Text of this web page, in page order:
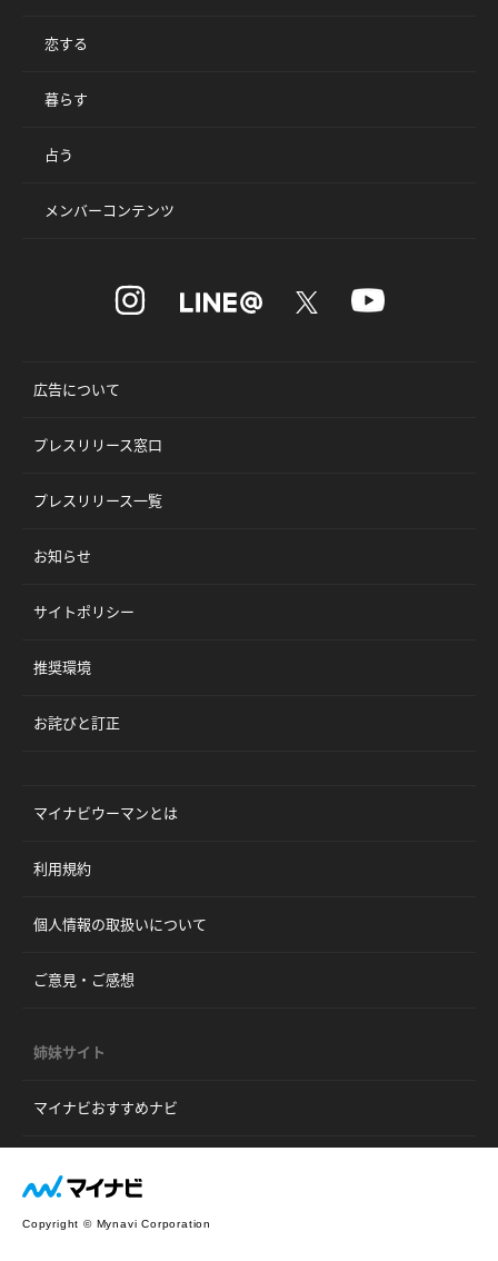
恋する
暮らす
占う
メンバーコンテンツ
広告について
プレスリリース窓口
プレスリリース一覧
お知らせ
サイトポリシー
推奨環境
お詫びと訂正
マイナビウーマンとは
利用規約
個人情報の取扱いについて
ご意見・ご感想
姉妹サイト
マイナビおすすめナビ
Copyright © Mynavi Corporation